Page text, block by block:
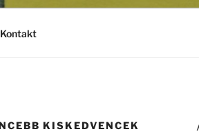
Kontakt
KISKEDVENCEK